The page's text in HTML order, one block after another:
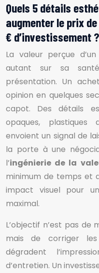
Quels 5 détails
augmenter le prix
€ d’investissement ?
La valeur perçue
autant sur sa
présentation. Un
opinion en quelques
capot. Des détails
opaques, plastiques
envoient un signal de
la porte à une
l’ingénierie de la
minimum de temps et
impact visuel pour
maximal.
L’objectif n’est pas de
mais de corriger
dégradent
d’entretien. Un